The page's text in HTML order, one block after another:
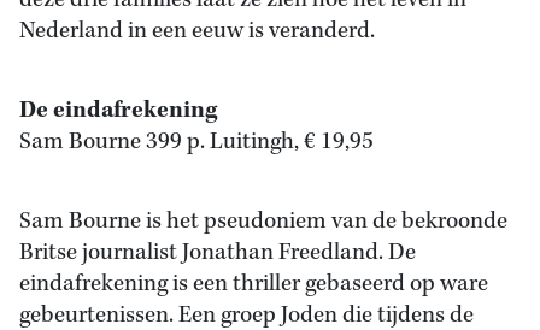
Nederland in een eeuw is veranderd.
De eindafrekening
Sam Bourne 399 p. Luitingh, € 19,95
Sam Bourne is het pseudoniem van de bekroonde
Britse journalist Jonathan Freedland. De
eindafrekening is een thriller gebaseerd op ware
gebeurtenissen. Een groep Joden die tijdens de